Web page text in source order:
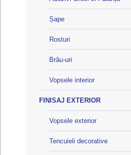
Șape
Rosturi
Brâu-uri
Vopsele interior
FINISAJ EXTERIOR
Vopsele exterior
Tencuieli decorative